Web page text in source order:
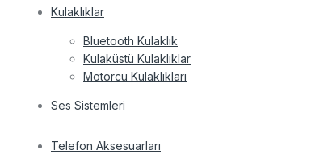
Kulaklıklar
Bluetooth Kulaklık
Kulaküstü Kulaklıklar
Motorcu Kulaklıkları
Ses Sistemleri
Telefon Aksesuarları